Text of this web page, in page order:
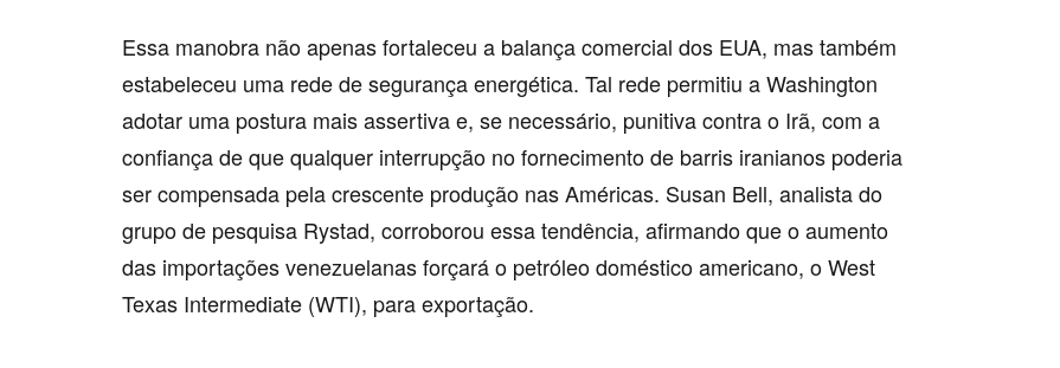
Essa manobra não apenas fortaleceu a balança comercial dos EUA, mas também
estabeleceu uma rede de segurança energética. Tal rede permitiu a Washington
adotar uma postura mais assertiva e, se necessário, punitiva contra o Irã, com a
confiança de que qualquer interrupção no fornecimento de barris iranianos poderia
ser compensada pela crescente produção nas Américas. Susan Bell, analista do
grupo de pesquisa Rystad, corroborou essa tendência, afirmando que o aumento
das importações venezuelanas forçará o petróleo doméstico americano, o West
Texas Intermediate (WTI), para exportação.